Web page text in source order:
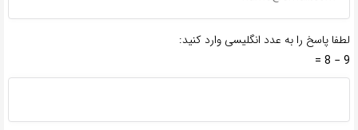
لطفا پاسخ را به عدد انگلیسی وارد کنید:
9 − 8 =